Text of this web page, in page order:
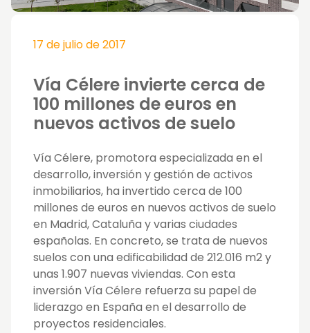
17 de julio de 2017
Vía Célere invierte cerca de
100 millones de euros en
nuevos activos de suelo
Vía Célere, promotora especializada en el
desarrollo, inversión y gestión de activos
inmobiliarios, ha invertido cerca de 100
millones de euros en nuevos activos de suelo
en Madrid, Cataluña y varias ciudades
españolas. En concreto, se trata de nuevos
suelos con una edificabilidad de 212.016 m2 y
unas 1.907 nuevas viviendas. Con esta
inversión Vía Célere refuerza su papel de
liderazgo en España en el desarrollo de
proyectos residenciales.